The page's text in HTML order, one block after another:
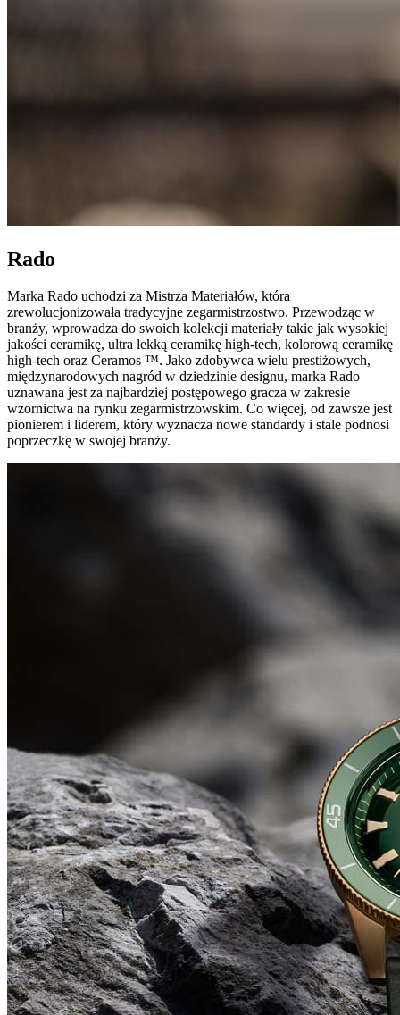
Rado
Marka Rado uchodzi za Mistrza Materiałów, która
zrewolucjonizowała tradycyjne zegarmistrzostwo. Przewodząc w
branży, wprowadza do swoich kolekcji materiały takie jak wysokiej
jakości ceramikę, ultra lekką ceramikę high-tech, kolorową ceramikę
high-tech oraz Ceramos ™. Jako zdobywca wielu prestiżowych,
międzynarodowych nagród w dziedzinie designu, marka Rado
uznawana jest za najbardziej postępowego gracza w zakresie
wzornictwa na rynku zegarmistrzowskim. Co więcej, od zawsze jest
pionierem i liderem, który wyznacza nowe standardy i stale podnosi
poprzeczkę w swojej branży.